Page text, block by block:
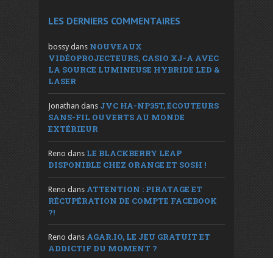
LES DERNIERS COMMENTAIRES
bossy dans NOUVEAUX
VIDÉOPROJECTEURS, CASIO XJ-A AVEC
LA SOURCE LUMINEUSE HYBRIDE LED &
LASER
Jonathan dans JVC HA-NP35T, ÉCOUTEURS
SANS-FIL OUVERTS AU MONDE
EXTÉRIEUR
Reno dans LE BLACKBERRY LEAP
DISPONIBLE CHEZ ORANGE ET SOSH !
Reno dans ATTENTION : PIRATAGE ET
RÉCUPÉRATION DE COMPTE FACEBOOK
?!
Reno dans AGAR.IO, LE JEU GRATUIT ET
ADDICTIF DU MOMENT ?